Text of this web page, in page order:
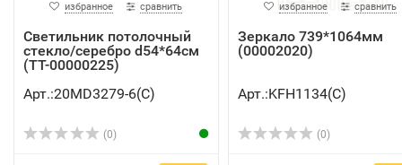
избранное сравнить
Светильник потолочный
стекло/серебро d54*64см
(TT-00000225)
Арт.:20MD3279-6(C)
(0)
избранное сравнить
Зеркало 739*1064мм
(00002020)
Арт.:KFH1134(C)
(0)